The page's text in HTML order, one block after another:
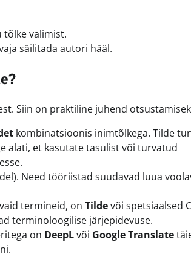
tõlke valimist.
säilitada autori hääl.
Siin on praktiline juhend
kombinatsioonis inimtõlkega. Tilde
alati, et kasutate tasulist või turvatud
Need tööriistad suudavad luua
termineid, on Tildevõi spetsiaalsed
terminoloogilise järjepidevuse.
on DeepLvõi Google Translate